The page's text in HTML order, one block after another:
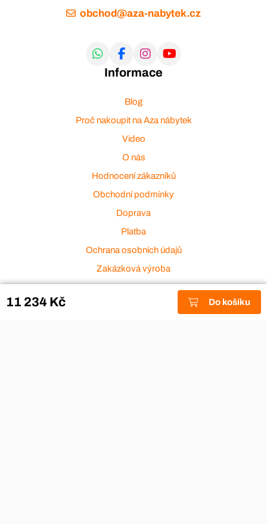
11 234 Kč Do košíku
obchod@aza-nabytek.cz
Informace
Blog
Proč nakoupit na Aza nábytek
Video
O nás
Hodnocení zákazníků
Obchodní podmínky
Doprava
Platba
Ochrana osobních údajů
Zakázková výroba
Zákaznický servis